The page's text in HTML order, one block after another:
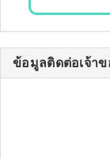
ข้อมูลติดต่อเจ้า